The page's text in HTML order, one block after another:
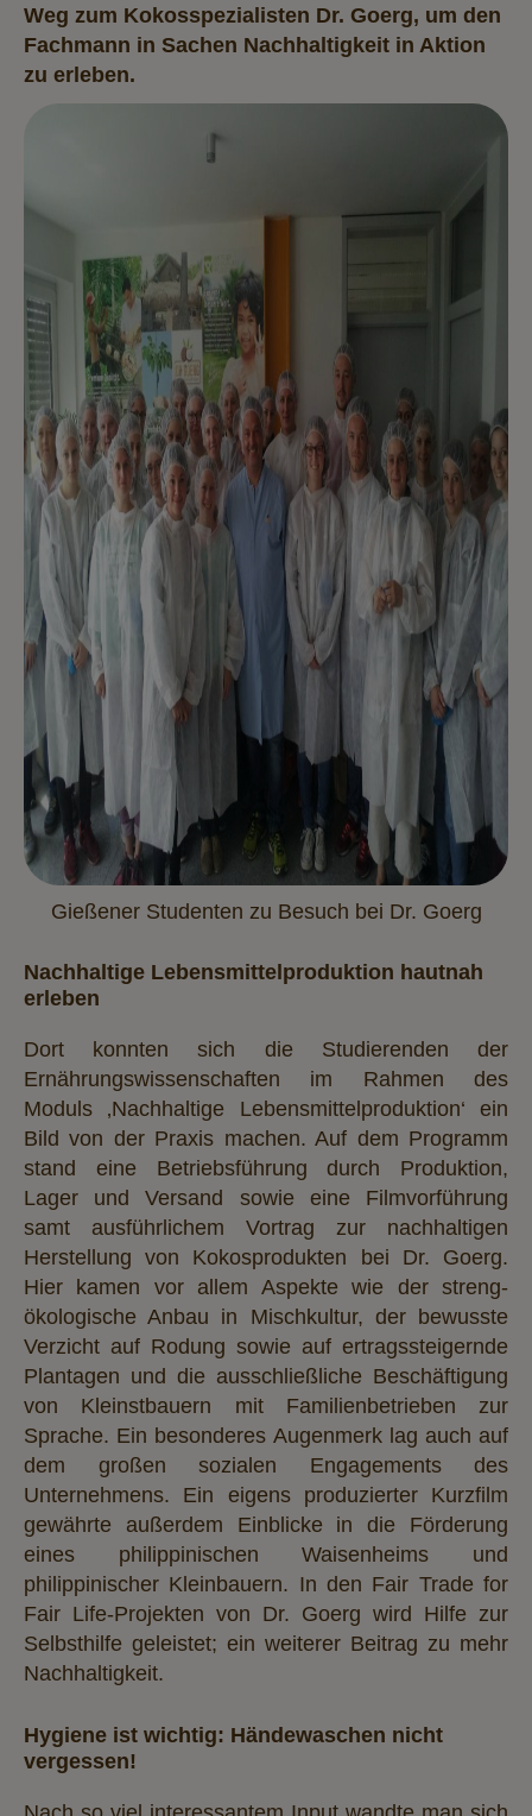
Weg zum Kokosspezialisten Dr. Goerg, um den
Fachmann in Sachen Nachhaltigkeit in Aktion
zu erleben.
Gießener Studenten zu Besuch bei Dr. Goerg
Nachhaltige Lebensmittelproduktion hautnah
erleben
Dort konnten sich die Studierenden der
Ernährungswissenschaften im Rahmen des
Moduls ‚Nachhaltige Lebensmittelproduktion‘ ein
Bild von der Praxis machen. Auf dem Programm
stand eine Betriebsführung durch Produktion,
Lager und Versand sowie eine Filmvorführung
samt ausführlichem Vortrag zur nachhaltigen
Herstellung von Kokosprodukten bei Dr. Goerg.
Hier kamen vor allem Aspekte wie der streng-
ökologische Anbau in Mischkultur, der bewusste
Verzicht auf Rodung sowie auf ertragssteigernde
Plantagen und die ausschließliche Beschäftigung
von Kleinstbauern mit Familienbetrieben zur
Sprache. Ein besonderes Augenmerk lag auch auf
dem großen sozialen Engagements des
Unternehmens. Ein eigens produzierter Kurzfilm
gewährte außerdem Einblicke in die Förderung
eines philippinischen Waisenheims und
philippinischer Kleinbauern. In den Fair Trade for
Fair Life-Projekten von Dr. Goerg wird Hilfe zur
Selbsthilfe geleistet; ein weiterer Beitrag zu mehr
Nachhaltigkeit.
Hygiene ist wichtig: Händewaschen nicht
vergessen!